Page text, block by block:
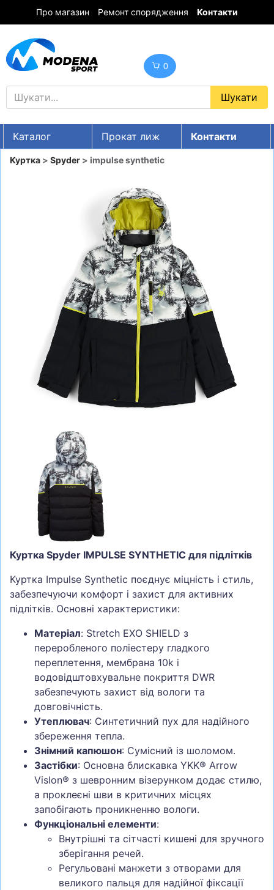
Про магазин Ремонт спорядження Контакти
0
Каталог Прокат лиж
Контакти
UA RU EN
ШОЛОМИ, ЗАХИСТ, ОКУЛЯРИ
БІГ, ФІТНЕС, М'ЯЧІ
ВЕЛОСИПЕДИ
САМОКАТИ
ТЕНІС, БАДМІНТОН
ТУРИЗМ
Куртка > Spyder > impulse synthetic
Куртка Spyder IMPULSE SYNTHETIC для підлітків
Куртка Impulse Synthetic поєднує міцність і стиль,
забезпечуючи комфорт і захист для активних
підлітків. Основні характеристики:
Матеріал: Stretch EXO SHIELD з
переробленого поліестеру гладкого
переплетення, мембрана 10k і
водовідштовхувальне покриття DWR
забезпечують захист від вологи та
довговічність.
Утеплювач: Синтетичний пух для надійного
збереження тепла.
Знімний капюшон: Сумісний із шоломом.
Застібки: Основна блискавка YKK® Arrow
Vislon® з шевронним візерунком додає стилю,
а проклеєні шви в критичних місцях
запобігають проникненню вологи.
Функціональні елементи:
Внутрішні та сітчасті кишені для зручного
зберігання речей.
Регульовані манжети з отворами для
великого пальця для надійної фіксації